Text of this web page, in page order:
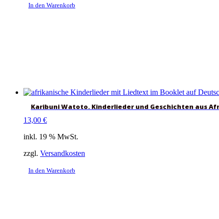
In den Warenkorb
Karibuni Watoto. Kinderlieder und Geschichten aus
13,00 €
inkl. 19 % MwSt.
zzgl. Versandkosten
In den Warenkorb